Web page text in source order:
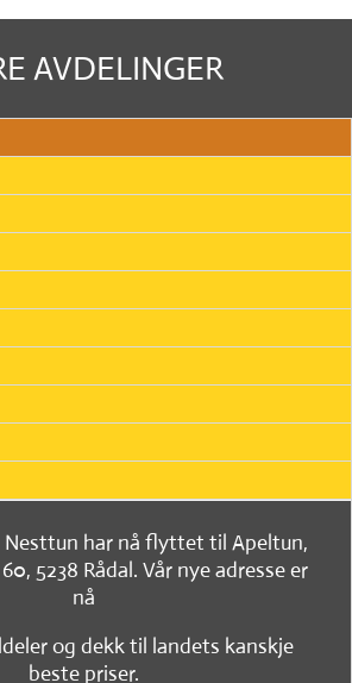
AVDELINGER
Nesttun har nå flyttet til Apeltun,
5238 Rådal. Vår nye adresse er
nå
og dekk til landets kanskje
beste priser.